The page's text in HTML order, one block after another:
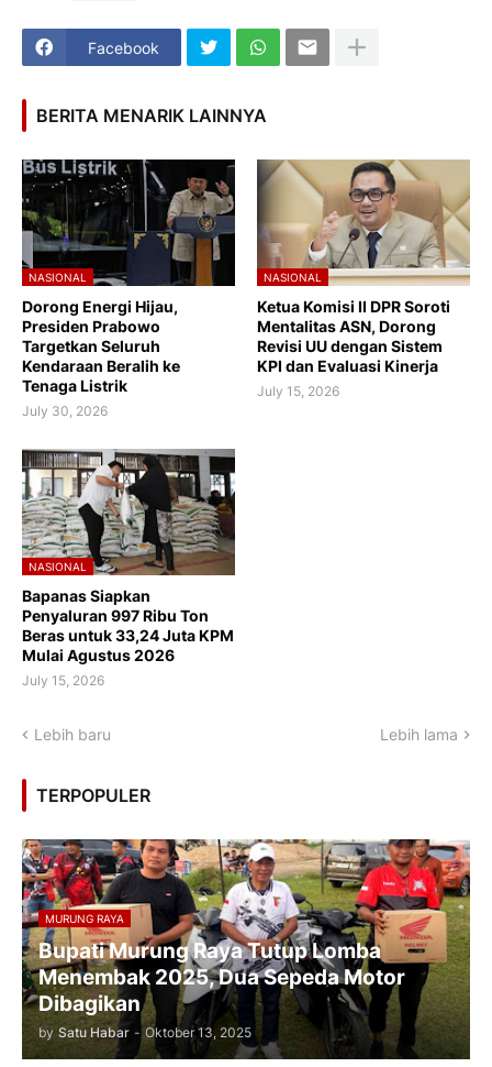
Facebook
BERITA MENARIK LAINNYA
NASIONAL
Dorong Energi Hijau,
Presiden Prabowo
Targetkan Seluruh
Kendaraan Beralih ke
Tenaga Listrik
July 30, 2026
NASIONAL
Ketua Komisi II DPR Soroti
Mentalitas ASN, Dorong
Revisi UU dengan Sistem
KPI dan Evaluasi Kinerja
July 15, 2026
NASIONAL
Bapanas Siapkan
Penyaluran 997 Ribu Ton
Beras untuk 33,24 Juta KPM
Mulai Agustus 2026
July 15, 2026
Lebih baru Lebih lama
TERPOPULER
MURUNG RAYA
Bupati Murung Raya Tutup Lomba
Menembak 2025, Dua Sepeda Motor
Dibagikan
by Satu Habar - Oktober 13, 2025